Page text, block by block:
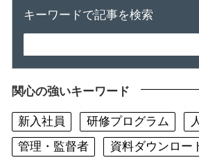
キーワードで記事を検索
関心の強いキーワード
新入社員 研修プログラム
管理・監督者
資料ダウンロー